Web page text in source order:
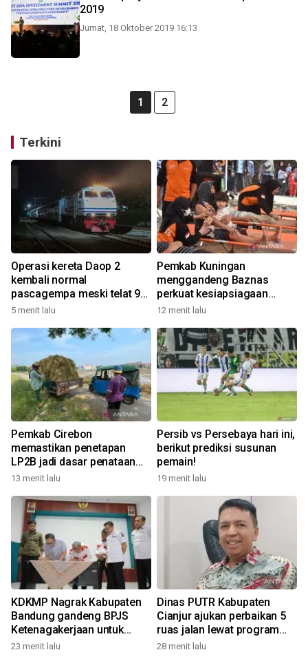
2019
Jumat, 18 Oktober 2019 16:13
1 2
Terkini
Operasi kereta Daop 2
kembali normal
pascagempa meski telat 9-
60 menit
5 menit lalu
Pemkab Kuningan
menggandeng Baznas
perkuat kesiapsiagaan
bencana
12 menit lalu
Pemkab Cirebon
memastikan penetapan
LP2B jadi dasar penataan
investasi
13 menit lalu
Persib vs Persebaya hari ini,
berikut prediksi susunan
pemain!
19 menit lalu
KDKMP Nagrak Kabupaten
Bandung gandeng BPJS
Ketenagakerjaan untuk
lindungi 3.005 anggota
23 menit lalu
Dinas PUTR Kabupaten
Cianjur ajukan perbaikan 5
ruas jalan lewat program
IJD
28 menit lalu